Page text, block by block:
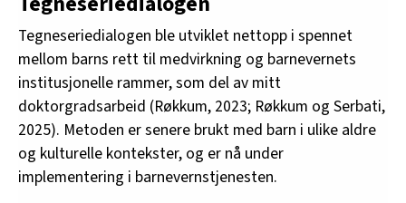
Tegneseriedialogen ble utviklet nettopp i spennet
mellom barns rett til medvirkning og barnevernets
institusjonelle rammer, som del av mitt
doktorgradsarbeid (Røkkum, 2023; Røkkum og Serbati,
2025). Metoden er senere brukt med barn i ulike aldre
og kulturelle kontekster, og er nå under
implementering i barnevernstjenesten.